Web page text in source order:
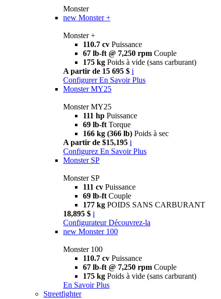
Monster
new Monster +
Monster +
110.7 cv Puissance
67 lb-ft @ 7,250 rpm Couple
175 kg Poids à vide (sans carburant)
A partir de 15 695 $ i
Configurer En Savoir Plus
Monster MY25
Monster MY25
111 hp Puissance
69 lb-ft Torque
166 kg (366 lb) Poids à sec
A partir de $15,195 i
Configurez En Savoir Plus
Monster SP
Monster SP
111 cv Puissance
69 lb-ft Couple
177 kg POIDS SANS CARBURANT
18,895 $ i
Configurateur Découvrez-la
new Monster 100
Monster 100
110.7 cv Puissance
67 lb-ft @ 7,250 rpm Couple
175 kg Poids à vide (sans carburant)
En Savoir Plus
Streetfighter